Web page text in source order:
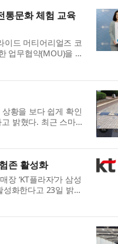
통문화 체험 교육
이드 머티어리얼즈 코
업무협약(MOU)을 체
황을 보다 쉽게 확인
밝혔다. 최근 스마트
존 활성화
‘KT플라자’가 삼성
성화한다고 23일 밝혔